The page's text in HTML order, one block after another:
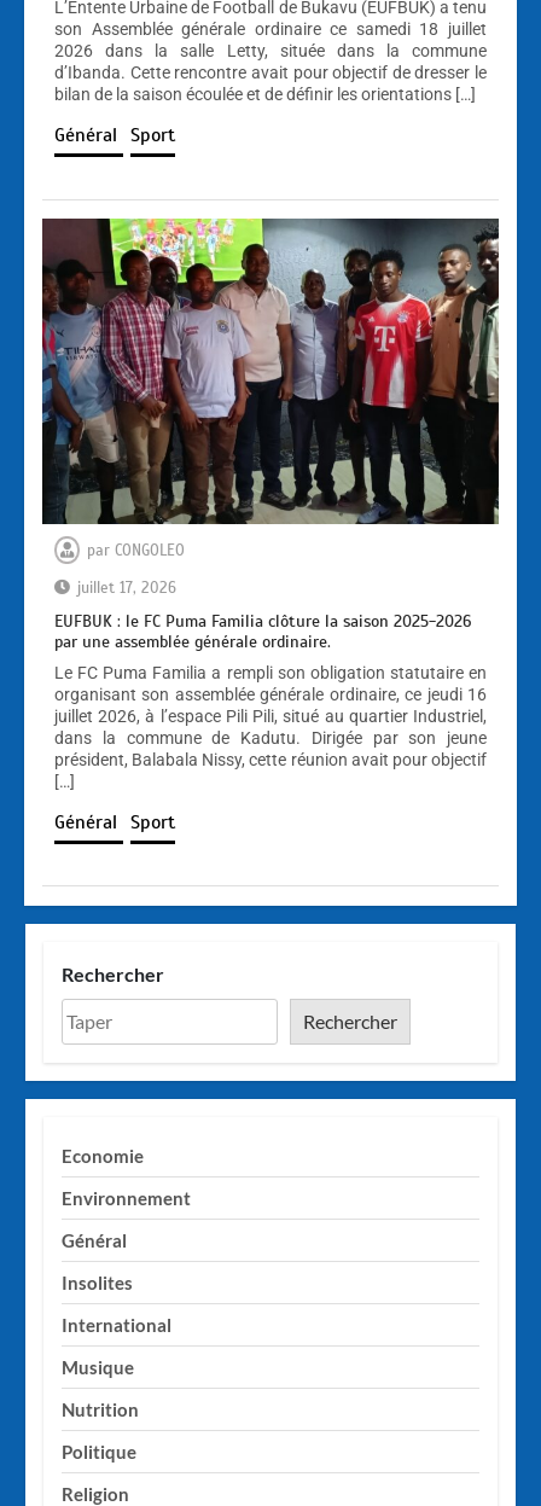
L’Entente Urbaine de Football de Bukavu (EUFBUK) a tenu
son Assemblée générale ordinaire ce samedi 18 juillet
2026 dans la salle Letty, située dans la commune
d’Ibanda. Cette rencontre avait pour objectif de dresser le
bilan de la saison écoulée et de définir les orientations […]
Général Sport
par CONGOLEO
juillet 17, 2026
EUFBUK : le FC Puma Familia clôture la saison 2025-2026
par une assemblée générale ordinaire.
Le FC Puma Familia a rempli son obligation statutaire en
organisant son assemblée générale ordinaire, ce jeudi 16
juillet 2026, à l’espace Pili Pili, situé au quartier Industriel,
dans la commune de Kadutu. Dirigée par son jeune
président, Balabala Nissy, cette réunion avait pour objectif
[…]
Général Sport
Rechercher
Rechercher
Economie
Environnement
Général
Insolites
International
Musique
Nutrition
Politique
Religion